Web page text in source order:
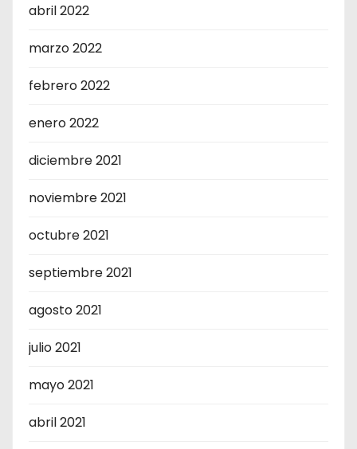
abril 2022
marzo 2022
febrero 2022
enero 2022
diciembre 2021
noviembre 2021
octubre 2021
septiembre 2021
agosto 2021
julio 2021
mayo 2021
abril 2021